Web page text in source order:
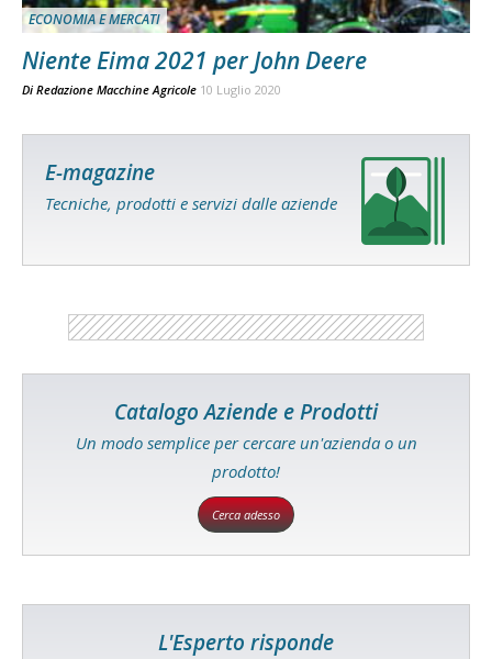
ECONOMIA E MERCATI
Niente Eima 2021 per John Deere
Di Redazione Macchine Agricole 10 Luglio 2020
E-magazine
Tecniche, prodotti e servizi dalle aziende
Catalogo Aziende e Prodotti
Un modo semplice per cercare un'azienda o un
prodotto!
Cerca adesso
L'Esperto risponde